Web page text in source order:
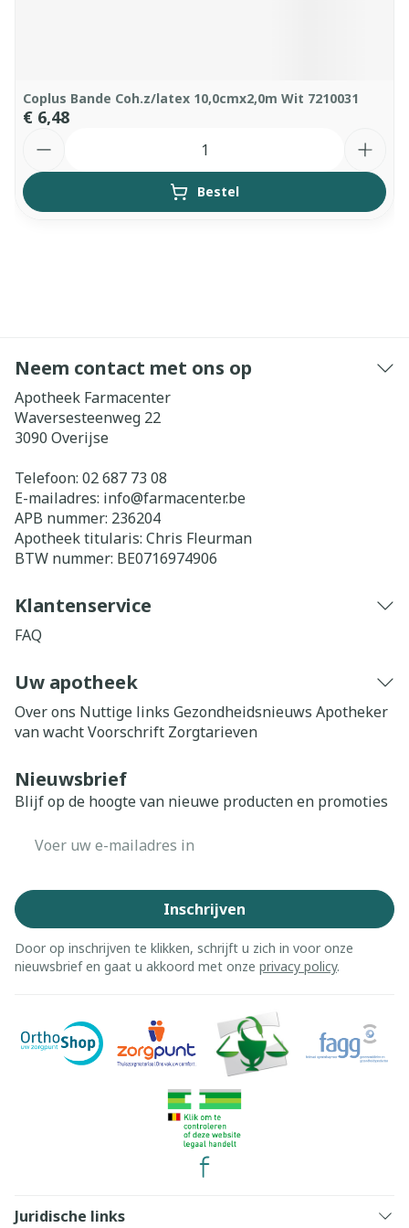
Coplus Bande Coh.z/latex 10,0cmx2,0m Wit 7210031
€ 6,48
Bestel
Neem contact met ons op
Apotheek Farmacenter
Waversesteenweg 22
3090 Overijse
Telefoon: 02 687 73 08
E-mailadres: info@farmacenter.be
APB nummer: 236204
Apotheek titularis: Chris Fleurman
BTW nummer: BE0716974906
Klantenservice
FAQ
Uw apotheek
Over ons Nuttige links Gezondheidsnieuws Apotheker
van wachtVoorschrift Zorgtarieven
Nieuwsbrief
Blijf op de hoogte van nieuwe producten en promoties
Inschrijven
Door op inschrijven te klikken, schrijft u zich in voor onze
nieuwsbrief en gaat u akkoord met onze privacy policy.
Juridische links